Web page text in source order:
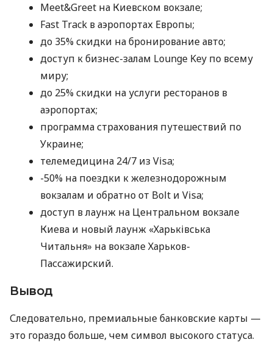
Meet&Greet на Киевском вокзале;
Fast Track в аэропортах Европы;
до 35% скидки на бронирование авто;
доступ к бизнес-залам Lounge Key по всему
миру;
до 25% скидки на услуги ресторанов в
аэропортах;
программа страхования путешествий по
Украине;
телемедицина 24/7 из Visa;
-50% на поездки к железнодорожным
вокзалам и обратно от Bolt и Visa;
доступ в лаунж на Центральном вокзале
Киева и новый лаунж «Харьківська
Читальня» на вокзале Харьков-
Пассажирский.
Вывод
Следовательно, премиальные банковские карты —
это гораздо больше, чем символ высокого статуса.